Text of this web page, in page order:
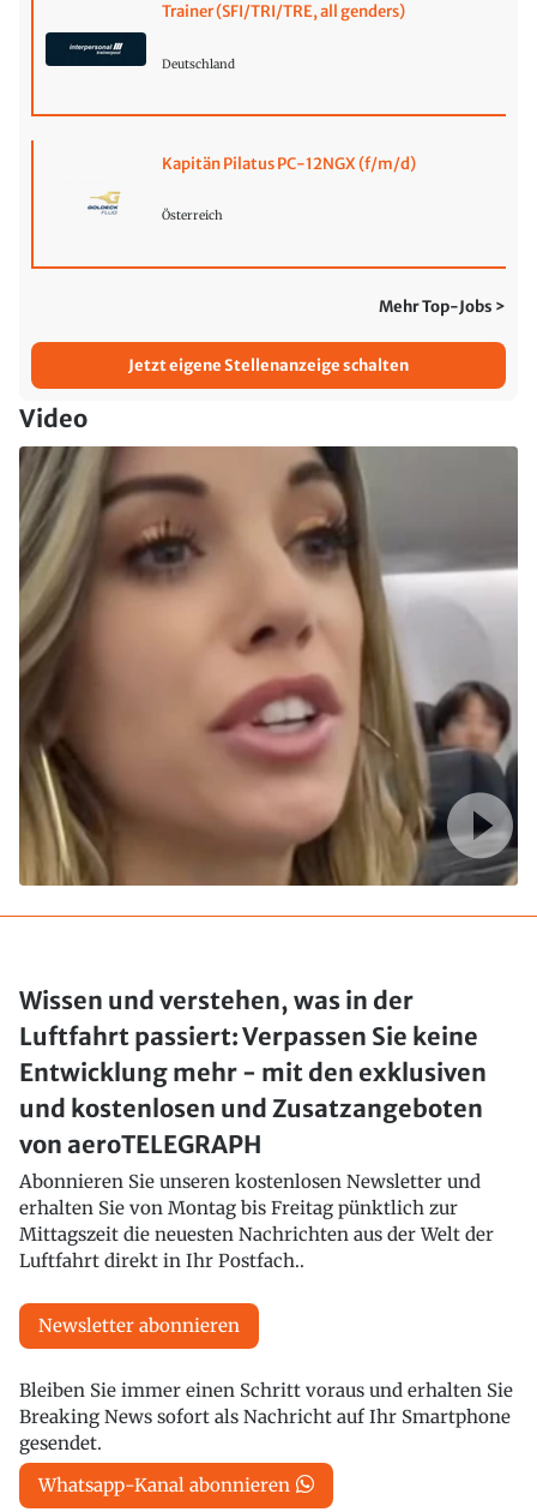
Trainer (SFI/TRI/TRE, all genders)
Deutschland
Kapitän Pilatus PC-12NGX (f/m/d)
Österreich
Mehr Top-Jobs >
Jetzt eigene Stellenanzeige schalten
Video
Wissen und verstehen, was in der
Luftfahrt passiert: Verpassen Sie keine
Entwicklung mehr - mit den exklusiven
und kostenlosen und Zusatzangeboten
von aeroTELEGRAPH
Abonnieren Sie unseren kostenlosen Newsletter und
erhalten Sie von Montag bis Freitag pünktlich zur
Mittagszeit die neuesten Nachrichten aus der Welt der
Luftfahrt direkt in Ihr Postfach..
Newsletter abonnieren
Bleiben Sie immer einen Schritt voraus und erhalten Sie
Breaking News sofort als Nachricht auf Ihr Smartphone
gesendet.
Whatsapp-Kanal abonnieren